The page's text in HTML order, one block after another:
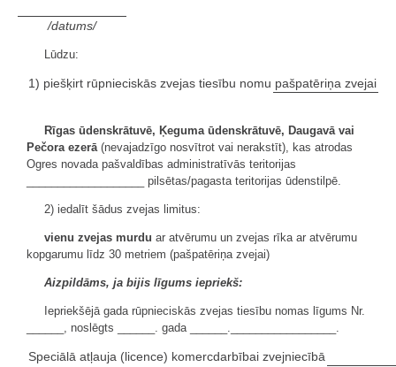
/datums/
Lūdzu:
1) piešķirt rūpnieciskās zvejas tiesību nomu pašpatēriņa zvejai
Rīgas ūdenskrātuvē, Ķeguma ūdenskrātuvē, Daugavā vai
Pečora ezerā(nevajadzīgo nosvītrot vai nerakstīt), kas atrodas
Ogres novada pašvaldības administratīvās teritorijas
___________________ pilsētas/pagasta teritorijas ūdenstilpē.
2) iedalīt šādus zvejas limitus:
vienu zvejas murdu ar atvērumu un zvejas rīka ar atvērumu
kopgarumu līdz 30 metriem (pašpatēriņa zvejai)
Aizpildāms, ja bijis līgums iepriekš:
Iepriekšējā gada rūpnieciskās zvejas tiesību nomas līgums Nr.
______, noslēgts ______. gada ______._________________.
Speciālā atļauja (licence) komercdarbībai zvejniecībā